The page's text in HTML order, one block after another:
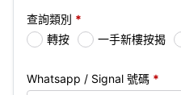
查詢類別 *
轉按
一手新樓按揭
Whatsapp / Signal 號碼 *